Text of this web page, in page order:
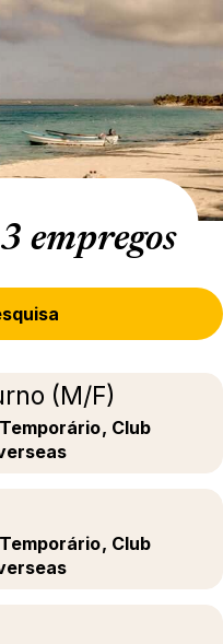
empregos
(M/F)
, Club
, Club